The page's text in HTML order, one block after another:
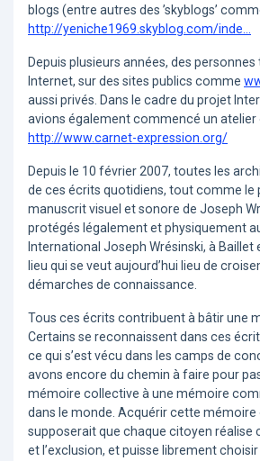
blogs (entre autres des ’skyblogs’
http://yeniche1969.skyblog.com/inde...
Depuis plusieurs années, des
Internet, sur des sites publics comme
aussi privés. Dans le cadre du projet
avions également commencé un atelier
http://www.carnet-expression.org/
Depuis le 10 février 2007, toutes les
de ces écrits quotidiens, tout comme le
manuscrit visuel et sonore de Joseph
protégés légalement et physiquement
International Joseph Wrésinski, à Baillet
lieu qui se veut aujourd’hui lieu de
démarches de connaissance.
Tous ces écrits contribuent à bâtir une
Certains se reconnaissent dans ces
ce qui s’est vécu dans les camps de
avons encore du chemin à faire pour
mémoire collective à une mémoire
dans le monde. Acquérir cette
supposerait que chaque citoyen réalise
et l’exclusion, et puisse librement